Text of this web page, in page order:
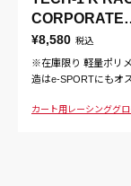
CORPORATE
GLOVES
¥8,580 税込
※在庫限り 軽量ポリ
造はe-SPORTにもオ
リメッシュ構造を採用
カート用 レーシンググ